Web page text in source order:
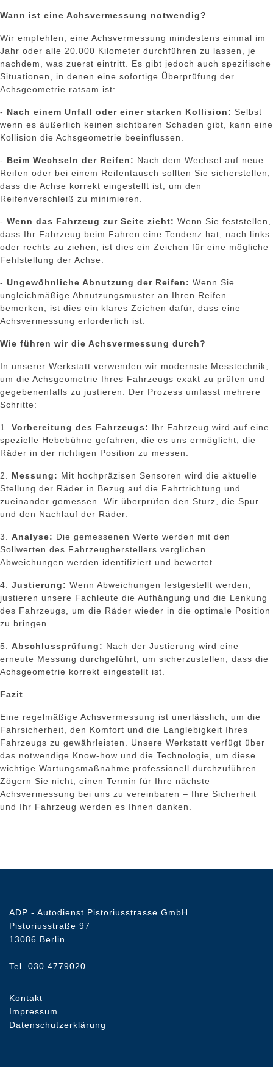
Wann ist eine Achsvermessung notwendig?
Wir empfehlen, eine Achsvermessung mindestens einmal im
Jahr oder alle 20.000 Kilometer durchführen zu lassen, je
nachdem, was zuerst eintritt. Es gibt jedoch auch spezifische
Situationen, in denen eine sofortige Überprüfung der
Achsgeometrie ratsam ist:
- Nach einem Unfall oder einer starken Kollision: Selbst
wenn es äußerlich keinen sichtbaren Schaden gibt, kann eine
Kollision die Achsgeometrie beeinflussen.
- Beim Wechseln der Reifen: Nach dem Wechsel auf neue
Reifen oder bei einem Reifentausch sollten Sie sicherstellen,
dass die Achse korrekt eingestellt ist, um den
Reifenverschleiß zu minimieren.
- Wenn das Fahrzeug zur Seite zieht: Wenn Sie feststellen,
dass Ihr Fahrzeug beim Fahren eine Tendenz hat, nach links
oder rechts zu ziehen, ist dies ein Zeichen für eine mögliche
Fehlstellung der Achse.
- Ungewöhnliche Abnutzung der Reifen: Wenn Sie
ungleichmäßige Abnutzungsmuster an Ihren Reifen
bemerken, ist dies ein klares Zeichen dafür, dass eine
Achsvermessung erforderlich ist.
Wie führen wir die Achsvermessung durch?
In unserer Werkstatt verwenden wir modernste Messtechnik,
um die Achsgeometrie Ihres Fahrzeugs exakt zu prüfen und
gegebenenfalls zu justieren. Der Prozess umfasst mehrere
Schritte:
1. Vorbereitung des Fahrzeugs: Ihr Fahrzeug wird auf eine
spezielle Hebebühne gefahren, die es uns ermöglicht, die
Räder in der richtigen Position zu messen.
2. Messung: Mit hochpräzisen Sensoren wird die aktuelle
Stellung der Räder in Bezug auf die Fahrtrichtung und
zueinander gemessen. Wir überprüfen den Sturz, die Spur
und den Nachlauf der Räder.
3. Analyse: Die gemessenen Werte werden mit den
Sollwerten des Fahrzeugherstellers verglichen.
Abweichungen werden identifiziert und bewertet.
4. Justierung: Wenn Abweichungen festgestellt werden,
justieren unsere Fachleute die Aufhängung und die Lenkung
des Fahrzeugs, um die Räder wieder in die optimale Position
zu bringen.
5. Abschlussprüfung: Nach der Justierung wird eine
erneute Messung durchgeführt, um sicherzustellen, dass die
Achsgeometrie korrekt eingestellt ist.
Fazit
Eine regelmäßige Achsvermessung ist unerlässlich, um die
Fahrsicherheit, den Komfort und die Langlebigkeit Ihres
Fahrzeugs zu gewährleisten. Unsere Werkstatt verfügt über
das notwendige Know-how und die Technologie, um diese
wichtige Wartungsmaßnahme professionell durchzuführen.
Zögern Sie nicht, einen Termin für Ihre nächste
Achsvermessung bei uns zu vereinbaren – Ihre Sicherheit
und Ihr Fahrzeug werden es Ihnen danken.
ADP - Autodienst Pistoriusstrasse GmbH
Pistoriusstraße 97
13086 Berlin
Tel. 030 4779020
Kontakt
Impressum
Datenschutzerklärung
Referenzen